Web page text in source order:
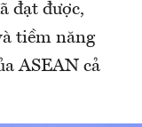
đạt được,
tiềm năng
ASEAN cả